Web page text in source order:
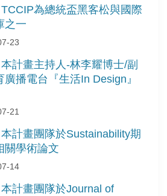
為總統盃黑客松與國際
之一
23
計畫主持人-林李耀博士/副
播電台『生活In Design』
21
計畫團隊於Sustainability期
關學術論文
14
計畫團隊於Journal of